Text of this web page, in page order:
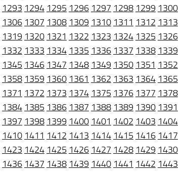
1293 1294 1295 1296 1297 1298 1299 1300
1306 1307 1308 1309 1310 1311 1312 1313
1319 1320 1321 1322 1323 1324 1325 1326
1332 1333 1334 1335 1336 1337 1338 1339
1345 1346 1347 1348 1349 1350 1351 1352
1358 1359 1360 1361 1362 1363 1364 1365
1371 1372 1373 1374 1375 1376 1377 1378
1384 1385 1386 1387 1388 1389 1390 1391
1397 1398 1399 1400 1401 1402 1403 1404
1410 1411 1412 1413 1414 1415 1416 1417
1423 1424 1425 1426 1427 1428 1429 1430
1436 1437 1438 1439 1440 1441 1442 1443